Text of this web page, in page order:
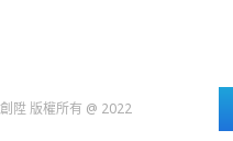
創陞 版權所有 @ 2022